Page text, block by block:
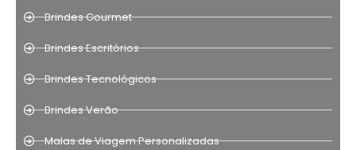
Brindes Gourmet
Brindes Escritórios
Brindes Tecnológicos
Brindes Verão
Malas de Viagem Personalizadas